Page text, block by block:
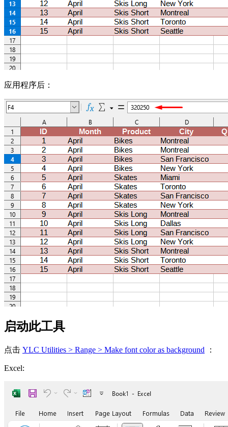
应用程序后：
启动此工具
点击 YLC Utilities > Range > Make font color as background ：
Excel: